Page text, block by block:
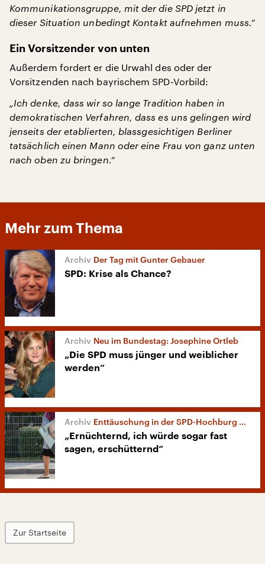
Kommunikationsgruppe, mit der die SPD jetzt in
dieser Situation unbedingt Kontakt aufnehmen muss.“
Ein Vorsitzender von unten
Außerdem fordert er die Urwahl des oder der
Vorsitzenden nach bayrischem SPD-Vorbild:
„Ich denke, dass wir so lange Tradition haben in
demokratischen Verfahren, dass es uns gelingen wird
jenseits der etablierten, blassgesichtigen Berliner
tatsächlich einen Mann oder eine Frau von ganz unten
nach oben zu bringen.“
Mehr zum Thema
Der Tag mit Gunter Gebauer
SPD: Krise als Chance?
Neu im Bundestag: Josephine Ortleb
„Die SPD muss jünger und weiblicher
werden“
Enttäuschung in der SPD-Hochburg Duisburg
„Ernüchternd, ich würde sogar fast
sagen, erschütternd“
Zur Startseite